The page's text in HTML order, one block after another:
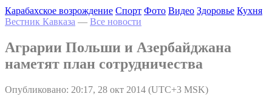
Карабахское возрождение Спорт Фото Видео Здоровье Кухня
Вестник Кавказа — Все новости
Аграрии Польши и Азербайджана
наметят план сотрудничества
Опубликовано: 20:17, 28 окт 2014 (UTC+3 MSK)